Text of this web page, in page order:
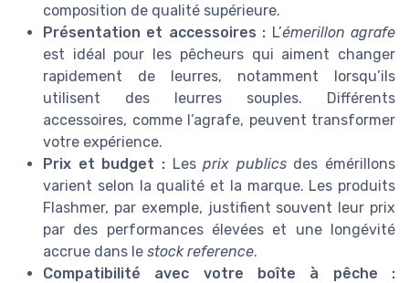
composition de qualité supérieure.
Présentation et accessoires : L’émerillon agrafe
est idéal pour les pêcheurs qui aiment changer
rapidement de leurres, notamment lorsqu’ils
utilisent des leurres souples. Différents
accessoires, comme l’agrafe, peuvent transformer
votre expérience.
Prix et budget :Lesprix publicsdes émérillons
varient selon la qualité et la marque. Les produits
Flashmer, par exemple, justifient souvent leur prix
par des performances élevées et une longévité
accrue dans le stock reference.
Compatibilité avec votre boîte à pêche :